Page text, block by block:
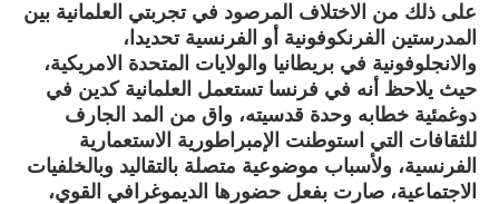
على ذلك من الاختلاف المرصود في تجربتي العلمانية بين
المدرستين الفرنكوفونية أو الفرنسية تحديدا،
والانجلوفونية في بريطانيا والولايات المتحدة الامريكية،
حيث يلاحظ أنه في فرنسا تستعمل العلمانية كدين في
دوغمئية خطابه وحدة قدسيته، واق من المد الجارف
للثقافات التي استوطنت الإمبراطورية الاستعمارية
الفرنسية، ولأسباب موضوعية متصلة بالتقاليد وبالخلفيات
الاجتماعية، صارت بفعل حضورها الديموغرافي القوي،